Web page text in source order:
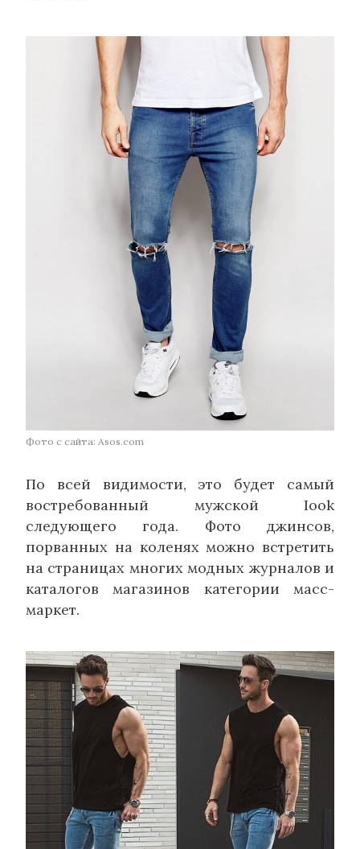
Фото с сайта: Asos.com
По всей видимости, это будет самый
востребованный мужской Iook
следующего года. Фото джинсов,
порванных на коленях можно встретить
на страницах многих модных журналов и
каталогов магазинов категории масс-
маркет.